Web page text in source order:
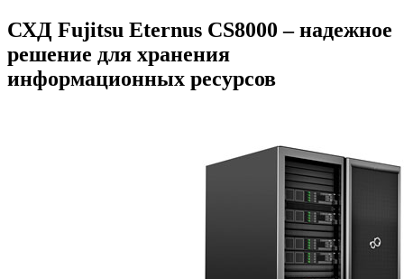
СХД Fujitsu Eternus CS8000 – надежное
решение для хранения
информационных ресурсов